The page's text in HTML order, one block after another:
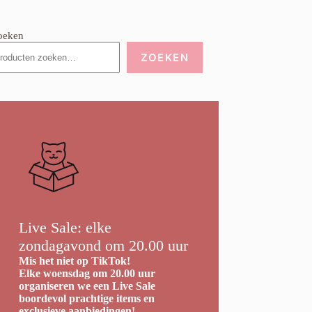
ZOEKEN
Live Sale: elke
zondagavond om 20.00 uur
Mis het niet op TikTok!
Elke woensdag om 20.00 uur
organiseren we een Live Sale
boordevol prachtige items en